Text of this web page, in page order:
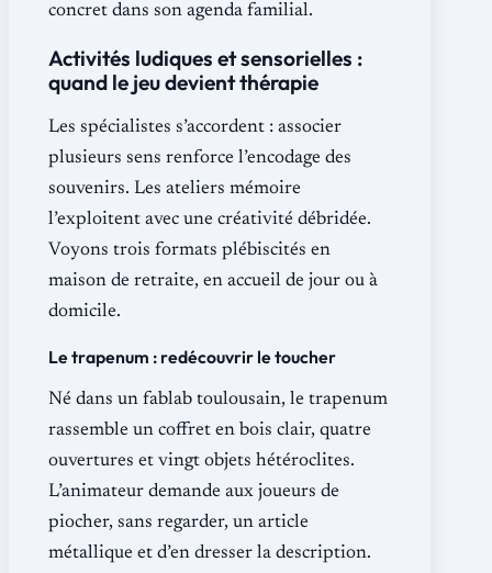
concret dans son agenda familial.
Activités ludiques et sensorielles :
quand le jeu devient thérapie
Les spécialistes s’accordent : associer
plusieurs sens renforce l’encodage des
souvenirs. Les ateliers mémoire
l’exploitent avec une créativité débridée.
Voyons trois formats plébiscités en
maison de retraite, en accueil de jour ou à
domicile.
Le trapenum : redécouvrir le toucher
Né dans un fablab toulousain, le trapenum
rassemble un coffret en bois clair, quatre
ouvertures et vingt objets hétéroclites.
L’animateur demande aux joueurs de
piocher, sans regarder, un article
métallique et d’en dresser la description.